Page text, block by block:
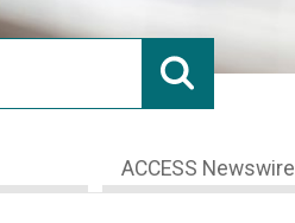
ACCESS Newswire